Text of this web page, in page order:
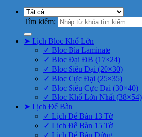
Tìm kiếm:
➤ Lịch Bloc Khổ Lớn
✓ Bloc Bìa Laminate
✓ Bloc Đại ĐB (17×24)
✓ Bloc Siêu Đại (20×30)
✓ Bloc Cực Đại (25×35)
✓ Bloc Siêu Cực Đại (30×40)
✓ Bloc Khổ Lớn Nhất (38×54)
➤ Lịch Để Bàn
✓ Lịch Để Bàn 13 Tờ
✓ Lịch Để Bàn 15 Tờ
✓ Lịch Để Bàn Đứng